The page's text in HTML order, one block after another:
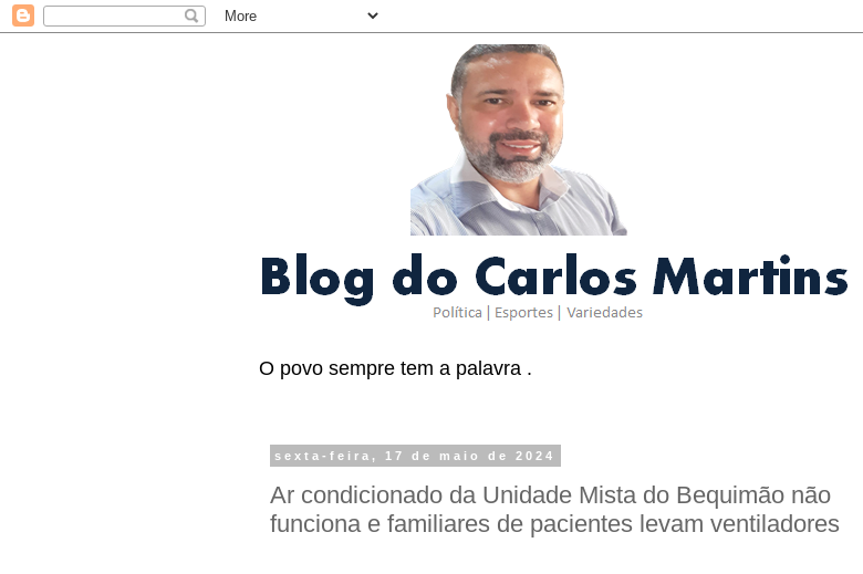
O povo sempre tem a palavra .
sexta-feira, 17 de maio de 2024
Ar condicionado da Unidade Mista do Bequimão não
funciona e familiares de pacientes levam ventiladores